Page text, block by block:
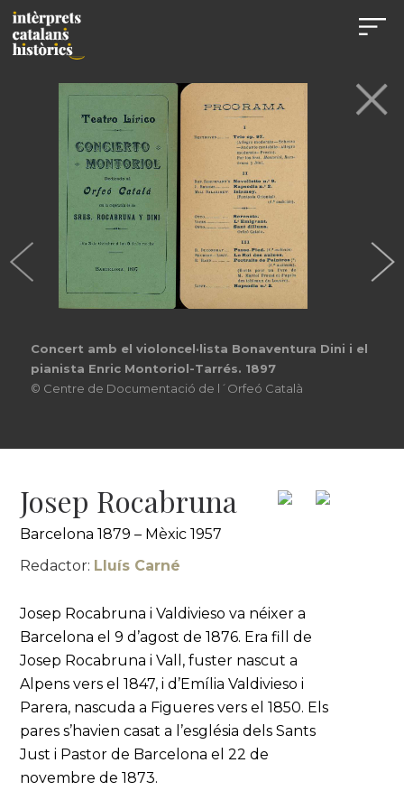
Concert amb el violoncel·lista Bonaventura Dini i el
pianista Enric Montoriol-Tarrés. 1897
© Centre de Documentació de l´Orfeó Català
Josep Rocabruna
Barcelona 1879 – Mèxic 1957
Redactor: Lluís Carné
Josep Rocabruna i Valdivieso va néixer a
Barcelona el 9 d’agost de 1876. Era fill de
Josep Rocabruna i Vall, fuster nascut a
Alpens vers el 1847, i d’Emília Valdivieso i
Parera, nascuda a Figueres vers el 1850. Els
pares s’havien casat a l’església dels Sants
Just i Pastor de Barcelona el 22 de
novembre de 1873.